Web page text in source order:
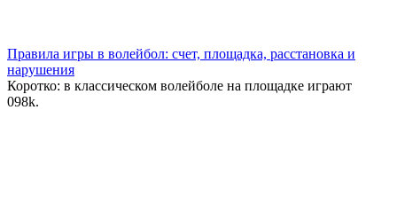
Правила игры в волейбол: счет, площадка, расстановка и
нарушения
Коротко: в классическом волейболе на площадке играют
098k.